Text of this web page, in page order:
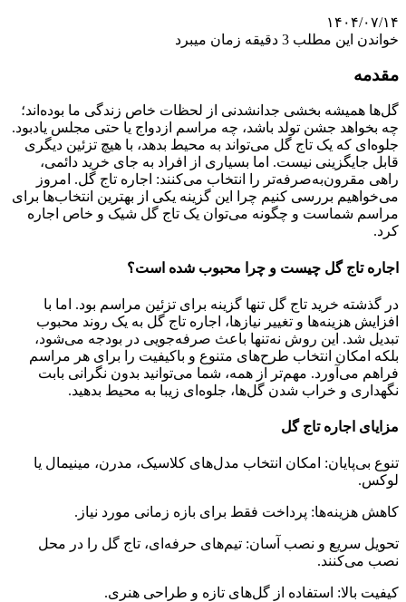
۱۴۰۴/۰۷/۱۴
خواندن این مطلب 3 دقیقه زمان میبرد
مقدمه
گل‌ها همیشه بخشی جدانشدنی از لحظات خاص زندگی ما بوده‌اند؛
چه بخواهد جشن تولد باشد، چه مراسم ازدواج یا حتی مجلس یادبود.
جلوه‌ای که یک تاج گل می‌تواند به محیط بدهد، با هیچ تزئین دیگری
قابل جایگزینی نیست. اما بسیاری از افراد به جای خرید دائمی،
راهی مقرون‌به‌صرفه‌تر را انتخاب می‌کنند: اجاره تاج گل. امروز
می‌خواهیم بررسی کنیم چرا این گزینه یکی از بهترین انتخاب‌ها برای
مراسم شماست و چگونه می‌توان یک تاج گل شیک و خاص اجاره
کرد.
اجاره تاج گل چیست و چرا محبوب شده است؟
در گذشته خرید تاج گل تنها گزینه برای تزئین مراسم بود. اما با
افزایش هزینه‌ها و تغییر نیازها، اجاره تاج گل به یک روند محبوب
تبدیل شد. این روش نه‌تنها باعث صرفه‌جویی در بودجه می‌شود،
بلکه امکان انتخاب طرح‌های متنوع و باکیفیت را برای هر مراسم
فراهم می‌آورد. مهم‌تر از همه، شما می‌توانید بدون نگرانی بابت
نگهداری و خراب شدن گل‌ها، جلوه‌ای زیبا به محیط بدهید.
مزایای اجاره تاج گل
تنوع بی‌پایان: امکان انتخاب مدل‌های کلاسیک، مدرن، مینیمال یا
لوکس.
کاهش هزینه‌ها: پرداخت فقط برای بازه زمانی مورد نیاز.
تحویل سریع و نصب آسان: تیم‌های حرفه‌ای، تاج گل را در محل
نصب می‌کنند.
کیفیت بالا: استفاده از گل‌های تازه و طراحی هنری.